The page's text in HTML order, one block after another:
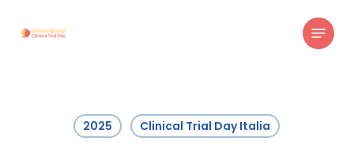
Menu
2025 Clinical Trial Day Italia